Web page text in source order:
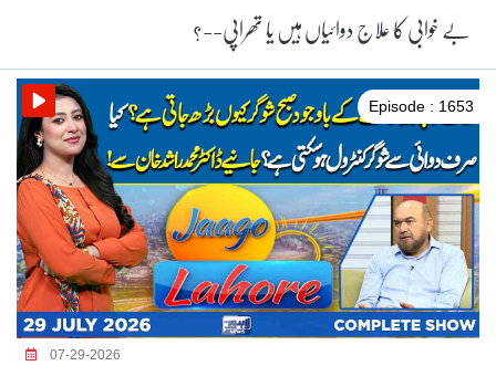
بے خوابی کا علاج دوائیاں ہیں یا تھراپی--؟
Episode : 1653
07-29-2026